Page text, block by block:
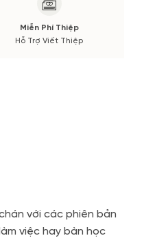
Miễn Phí Thiệp
Hỗ Trợ Viết Thiệp
với các phiên bản
việc hay bàn học